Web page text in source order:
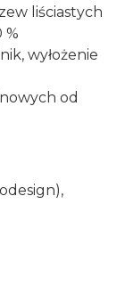
liściastych
%
wyłożenie
od